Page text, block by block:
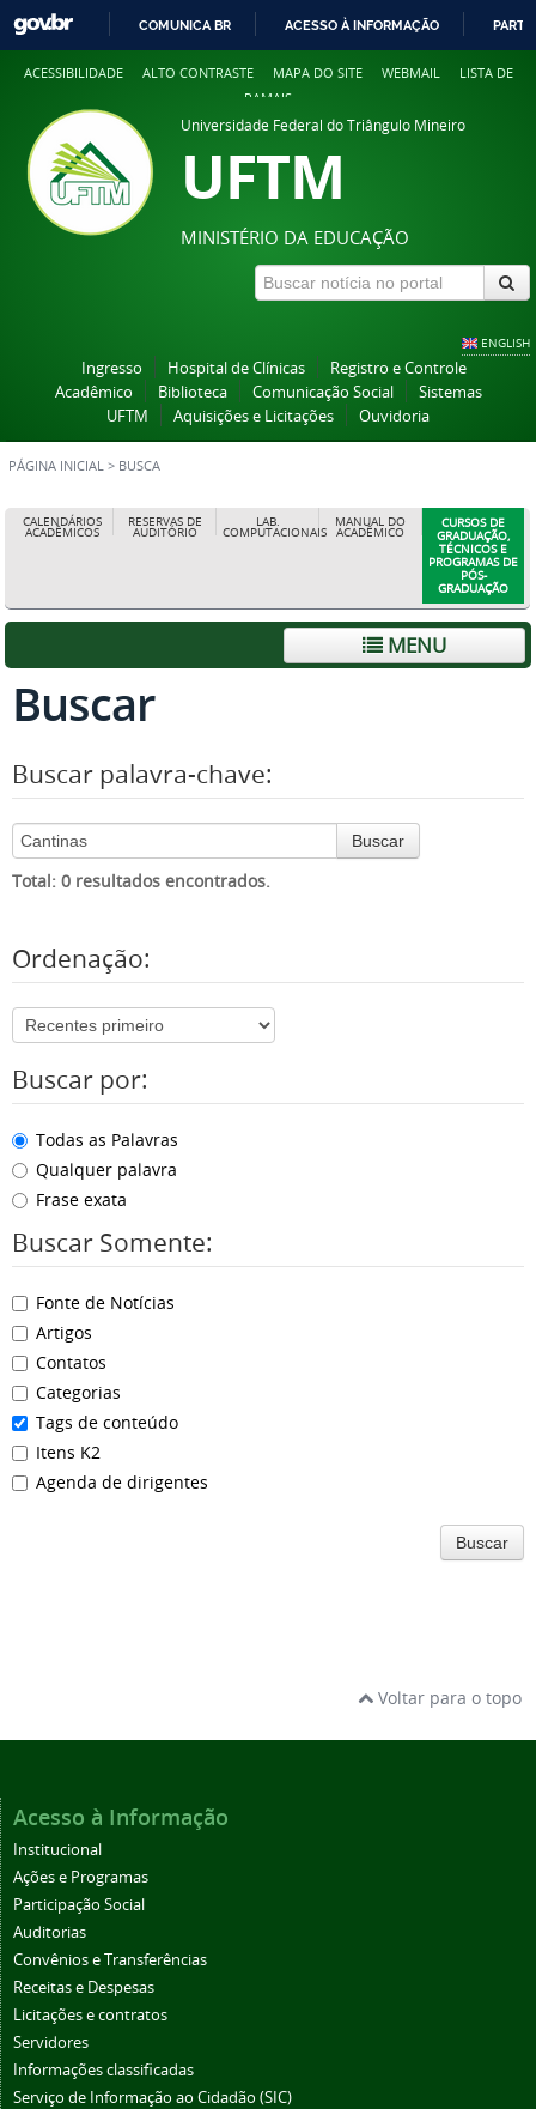
COMUNICA BR ACESSO À INFORMAÇÃO
ACESSIBILIDADE ALTO CONTRASTE MAPA DO SITE WEBMAIL
LISTA DE
RAMAIS
Universidade Federal do Triângulo Mineiro
UFTM
MINISTÉRIO DA EDUCAÇÃO
ENGLISH
Ingresso Hospital de Clínicas
Registro e Controle
Acadêmico
Biblioteca Comunicação Social
Sistemas
UFTM
Aquisições e Licitações Ouvidoria
PÁGINA INICIAL > BUSCA
CALENDÁRIOS
ACADÊMICOS
RESERVAS DE
AUDITÓRIO
LAB.
COMPUTACIONAIS
MANUAL DO
ACADÊMICO
CURSOS DE
GRADUAÇÃO,
TÉCNICOS E
PROGRAMAS DE
PÓS-
GRADUAÇÃO
MENU
Buscar
Buscar palavra-chave:
Buscar
Total: 0 resultados encontrados.
Ordenação:
Buscar por:
Todas as Palavras
Qualquer palavra
Frase exata
Buscar Somente:
Fonte de Notícias
Artigos
Contatos
Categorias
Tags de conteúdo
Itens K2
Agenda de dirigentes
Buscar
Voltar para o topo
Acesso à Informação
Institucional
Ações e Programas
Participação Social
Auditorias
Convênios e Transferências
Receitas e Despesas
Licitações e contratos
Servidores
Informações classificadas
Serviço de Informação ao Cidadão (SIC)